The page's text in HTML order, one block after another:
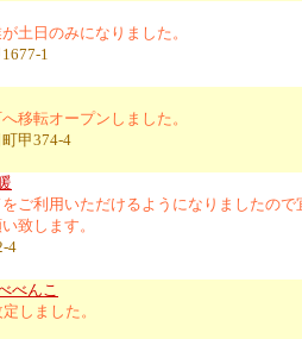
土日のみになりました。
1
移転オープンしました。
甲374-4
ご利用いただけるようになりましたの
致します。
4
べんこ
しました。